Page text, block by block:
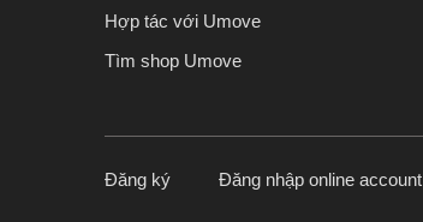
Hợp tác với Umove
Tìm shop Umove
Đăng ký Đăng nhập online account